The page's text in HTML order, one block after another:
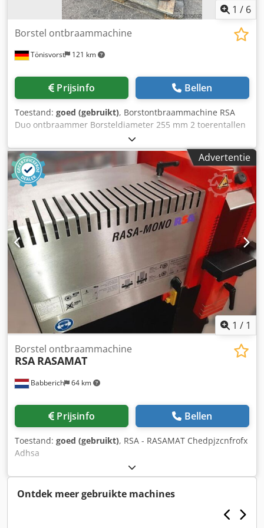
1 / 6
Tönisvorst 121 km
Borstel ontbraammachine
Prijsinfo Bellen
Toestand: goed (gebruikt), Borstontbraammachine RSA
Duo ontbraammer Borsteldiameter 255 mm 2 toerentallen
Cjdpfszduh Iox Adhjha Motovermogen 2,4 / 3,7 kW
1500/3000 omw/min
Advertentie
1 / 1
Babberich 64 km
Borstel ontbraammachine
RSA RASAMAT
Prijsinfo Bellen
Toestand: goed (gebruikt), RSA - RASAMAT Chedpjzcnfrofx
Adhsa
Ontdek meer gebruikte machines